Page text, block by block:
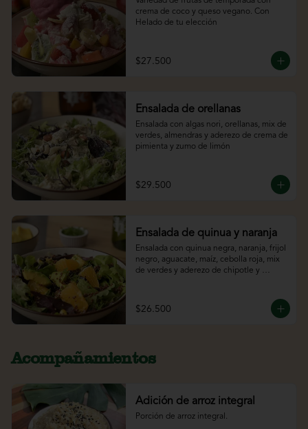
crema de coco y queso vegano. Con
Helado de tu elección
$27.500
Ensalada de orellanas
Ensalada con algas nori, orellanas, mix de
verdes, almendras y aderezo de crema de
pimienta y zumo de limón
$29.500
Ensalada de quinua y naranja
Ensalada con quinua negra, naranja, frijol
negro, aguacate, maíz, cebolla roja, mix
de verdes y aderezo de chipotle y
$26.500
Acompañamientos
Adición de arroz integral
Porción de arroz integral.